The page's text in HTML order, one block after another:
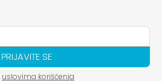
PRIJAVITE SE
uslovima korišćenja